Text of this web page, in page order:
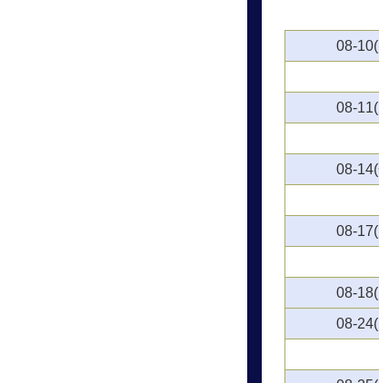
08-
08-
08-
08-
08-
08-